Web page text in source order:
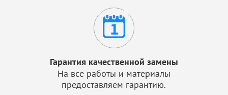
Гарантия качественной замены
На все работы и материалы
предоставляем гарантию.